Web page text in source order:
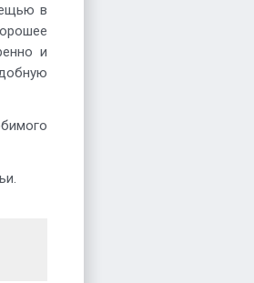
в
и